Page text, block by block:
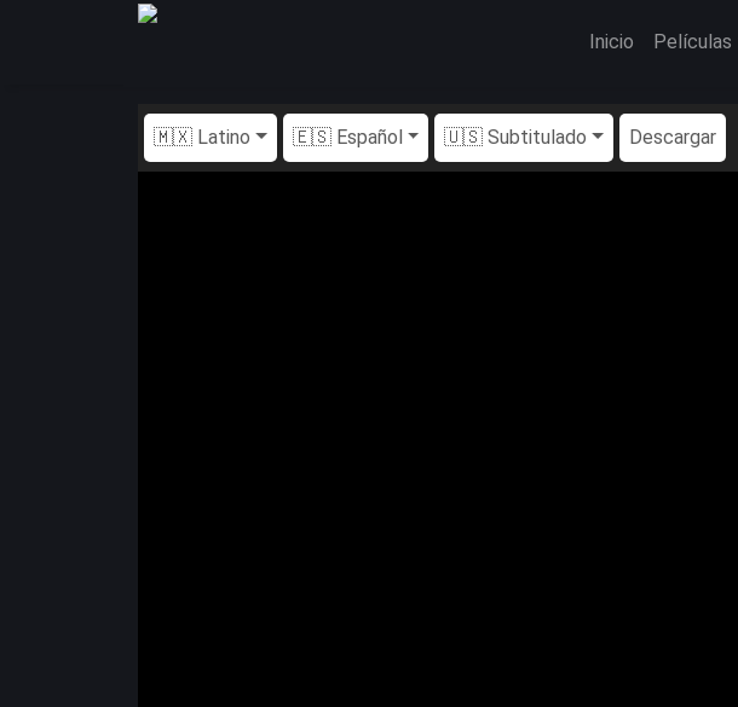
Inicio Películas
🇲🇽 Latino 🇪🇸 Español 🇺🇸 Subtitulado Descargar